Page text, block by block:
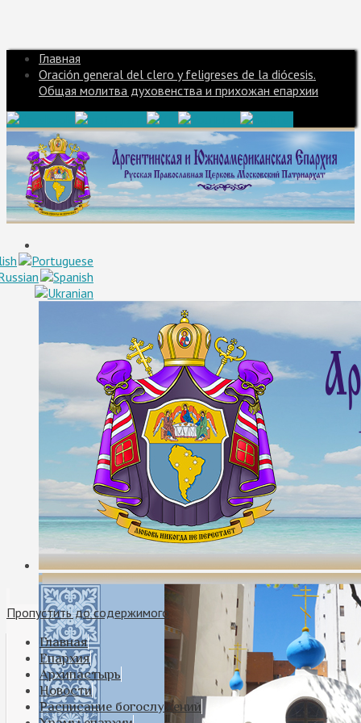
Главная
Oración general del clero y feligreses de la diócesis.
Общая молитва духовенства и прихожан епархии
Пропустить до содержимого
Главная
Епархия
Архипастырь
Новости
Расписание богослужений